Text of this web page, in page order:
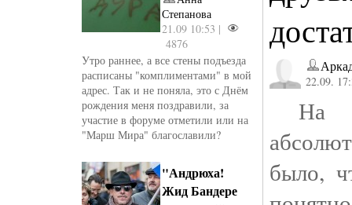
Степанова
21.09 10:53 |
4876
Утро раннее, а все стены подъезда
расписаны "комплиментами" в мой
адрес. Так и не поняла, это с Днём
рождения меня поздравили, за
участие в форуме отметили или на
"Марш Мира" благославили?
"Андрюха!
Жид Бандере
22.09.
На
было,